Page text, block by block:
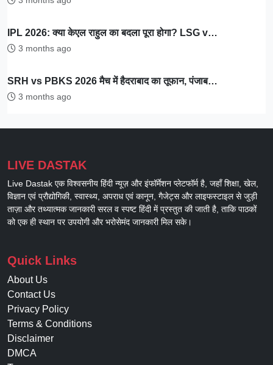
IPL 2026: क्या केएल राहुल का बदला पूरा होगा? LSG v…
3 months ago
SRH vs PBKS 2026 मैच में हैदराबाद का तूफान, पंजाब…
3 months ago
LIVE DASTAK
Live Dastak एक विश्वसनीय हिंदी न्यूज़ और इंफॉर्मेशन प्लेटफॉर्म है, जहाँ शिक्षा, खेल,
विज्ञान एवं प्रौद्योगिकी, स्वास्थ्य, अपराध एवं कानून, गैजेट्स और लाइफस्टाइल से जुड़ी
ताज़ा और तथ्यात्मक जानकारी सरल व स्पष्ट हिंदी में प्रस्तुत की जाती है, ताकि पाठकों
को एक ही स्थान पर उपयोगी और भरोसेमंद जानकारी मिल सके।
Quick Links
About Us
Contact Us
Privacy Policy
Terms & Conditions
Disclaimer
DMCA